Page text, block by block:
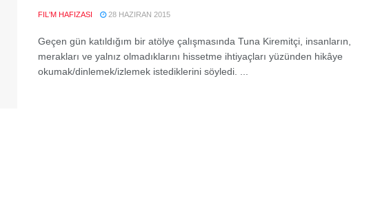
FIL'M HAFIZASI 28 HAZIRAN 2015
Geçen gün katıldığım bir atölye çalışmasında Tuna Kiremitçi, insanların,
merakları ve yalnız olmadıklarını hissetme ihtiyaçları yüzünden hikâye
okumak/dinlemek/izlemek istediklerini söyledi. ...